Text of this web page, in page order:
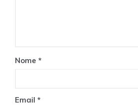
Nome *
Email *